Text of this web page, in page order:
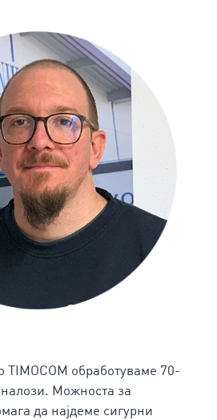
TIMOCOM обработуваме 70-
налози. Можноста за
да најдеме сигурни